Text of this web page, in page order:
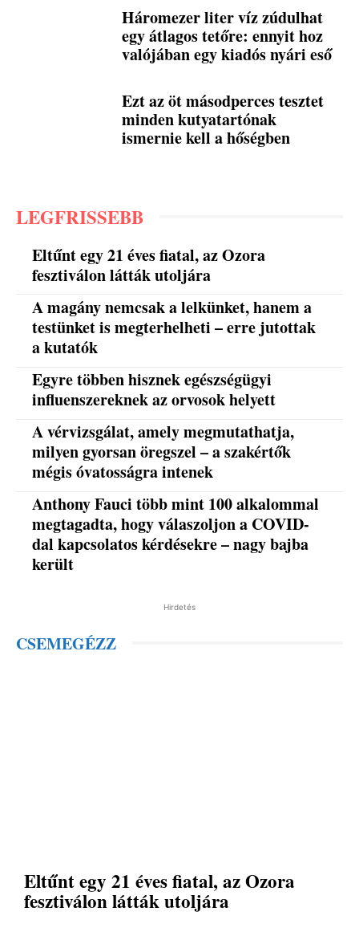
Háromezer liter víz zúdulhat
egy átlagos tetőre: ennyit hoz
valójában egy kiadós nyári eső
Ezt az öt másodperces tesztet
minden kutyatartónak
ismernie kell a hőségben
LEGFRISSEBB
Eltűnt egy 21 éves fiatal, az Ozora
fesztiválon látták utoljára
A magány nemcsak a lelkünket, hanem a
testünket is megterhelheti – erre jutottak
a kutatók
Egyre többen hisznek egészségügyi
influenszereknek az orvosok helyett
A vérvizsgálat, amely megmutathatja,
milyen gyorsan öregszel – a szakértők
mégis óvatosságra intenek
Anthony Fauci több mint 100 alkalommal
megtagadta, hogy válaszoljon a COVID-
dal kapcsolatos kérdésekre – nagy bajba
került
Hirdetés
CSEMEGÉZZ
Eltűnt egy 21 éves fiatal, az Ozora
fesztiválon látták utoljára